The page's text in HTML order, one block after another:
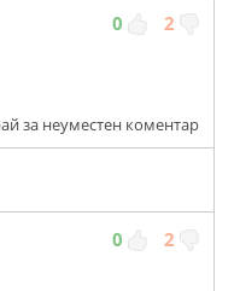
0 2
за неуместен коментар
0 2